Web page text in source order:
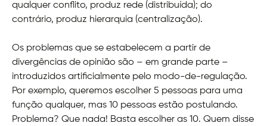
qualquer conflito, produz rede (distribuída); do
contrário, produz hierarquia (centralização).
Os problemas que se estabelecem a partir de
divergências de opinião são – em grande parte –
introduzidos artificialmente pelo modo-de-regulação.
Por exemplo, queremos escolher 5 pessoas para uma
função qualquer, mas 10 pessoas estão postulando.
Problema? Que nada! Basta escolher as 10. Quem disse